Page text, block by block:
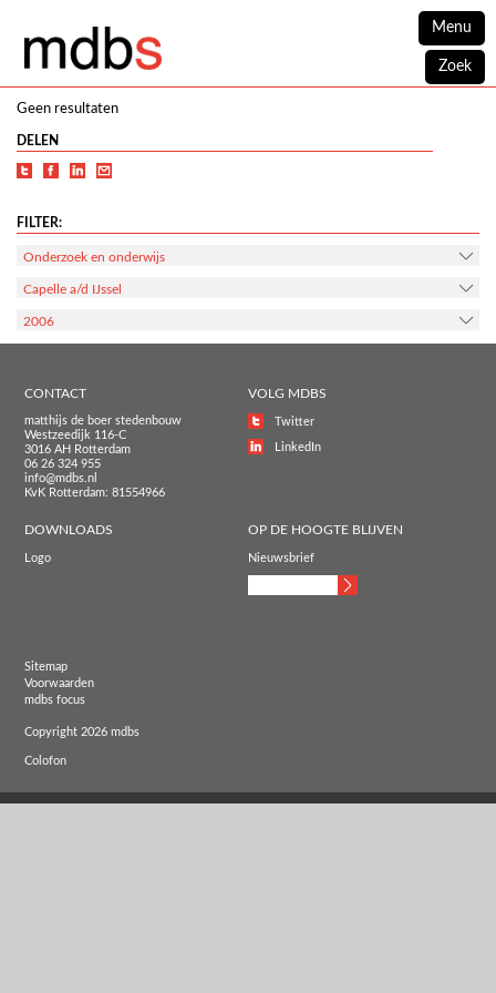
Menu
Zoek
Geen resultaten
DELEN
FILTER:
Onderzoek en onderwijs
Capelle a/d IJssel
2006
CONTACT
matthijs de boer stedenbouw
Westzeedijk 116-C
3016 AH Rotterdam
06 26 324 955
info@mdbs.nl
KvK Rotterdam: 81554966
VOLG MDBS
Twitter
LinkedIn
DOWNLOADS
Logo
OP DE HOOGTE BLIJVEN
Nieuwsbrief
Sitemap
Voorwaarden
mdbs focus
Copyright 2026 mdbs
Colofon